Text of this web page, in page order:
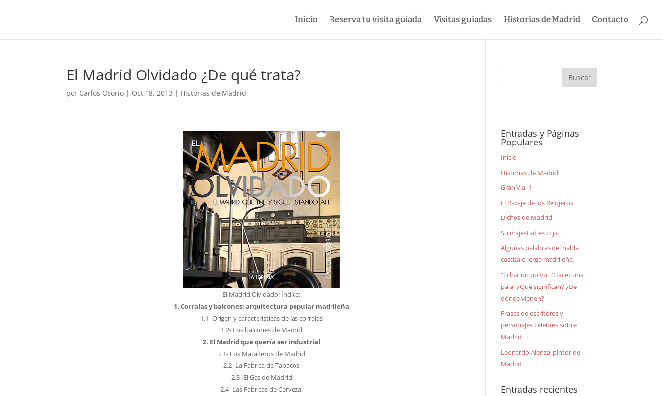
Inicio Reserva tu visita guiada Visitas guiadas Historias de Madrid Contacto
El Madrid Olvidado ¿De qué trata?
por Carlos Osorio | Oct 18, 2013 | Historias de Madrid
El Madrid Olvidado: Índice:
1. Corralas y balcones: arquitectura popular madrileña
1.1- Origen y características de las corralas
1.2- Los balcones de Madrid
2. El Madrid que quería ser industrial
2.1- Los Mataderos de Madrid
2.2- La Fábrica de Tabacos
2.3- El Gas de Madrid
2.4- Las Fábricas de Cerveza.
Entradas y Páginas
Populares
Inicio
Historias de Madrid
Gran Vía, 1
El Pasaje de los Relojeros
Dichos de Madrid
Su majestad es coja.
Algunas palabras del habla
castiza o jerga madrileña.
"Echar un polvo" "Hacer una
paja" ¿Qué significan? ¿De
dónde vienen?
Frases de escritores y
personajes célebres sobre
Madrid
Leonardo Alenza, pintor de
Madrid
Entradas recientes